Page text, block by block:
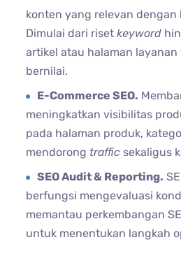
konten yang relevan
Dimulai dari risetkeyword
artikel atau halaman
bernilai.
E-Commerce SEO.
meningkatkan visibilitas
pada halaman produk,
mendorong traffic sekaligus
SEO Audit & Reporting.
berfungsi mengevaluasi
memantau perkembangan
untuk menentukan langkah